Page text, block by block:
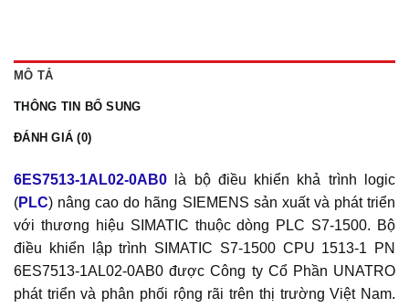
MÔ TẢ
THÔNG TIN BỔ SUNG
ĐÁNH GIÁ (0)
6ES7513-1AL02-0AB0 là bộ điều khiển khả trình logic
(PLC) nâng cao do hãng SIEMENS sản xuất và phát triển
với thương hiệu SIMATIC thuộc dòng PLC S7-1500. Bộ
điều khiển lập trình SIMATIC S7-1500 CPU 1513-1 PN
6ES7513-1AL02-0AB0 được Công ty Cổ Phần UNATRO
phát triển và phân phối rộng rãi trên thị trường Việt Nam.